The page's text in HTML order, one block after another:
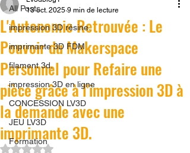
All Posts
impression 3D résine.
imprimante 3D FDM
filament 3d,
impression 3D en ligne
CONCESSION LV3D
JEU LV3D
Formation
L'Autonomie Retrouvée : Le
Pouvoir du Makerspace
Personnel pour Refaire une
pièce grâce à l'impression 3D à
la demande avec une
imprimante 3D.
13 oct. 2025 9 min de lecture
Noté NaN étoiles sur 5.